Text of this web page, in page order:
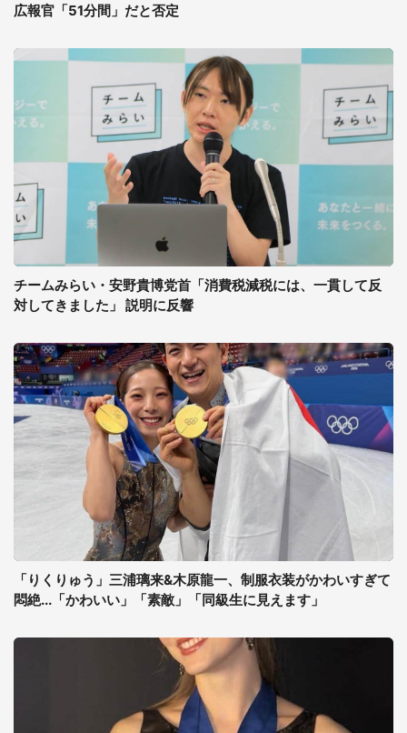
広報官「51分間」だと否定
チームみらい・安野貴博党首「消費税減税には、一貫して反
対してきました」 説明に反響
「りくりゅう」三浦璃来&木原龍一、制服衣装がかわいすぎて
悶絶...「かわいい」「素敵」「同級生に見えます」